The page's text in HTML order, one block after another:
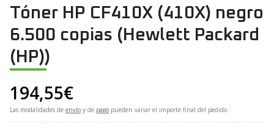
Tóner HP CF410X (410X) negro
6.500 copias (Hewlett Packard
(HP))
194,55€
Las modalidades de envío y de pago pueden variar el importe final del pedido.